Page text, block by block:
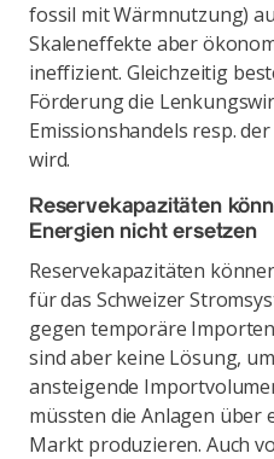
fossil mit Wärmnutzung)
Skaleneffekte aber
ineffizient. Gleichzeitig
Förderung die
Emissionshandels resp.
wird.
Reservekapazitäten
Energien nicht ersetzen
Reservekapazitäten
für das Schweizer
gegen temporäre
sind aber keine Lösung,
ansteigende
müssten die Anlagen über
Markt produzieren. Auch